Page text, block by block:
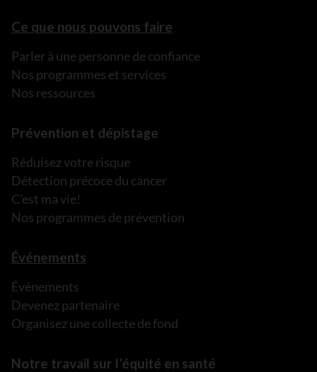
Ce que nous pouvons faire
Parler à une personne de confiance
Nos programmes et services
Nos ressources
Prévention et dépistage
Réduisez votre risque
Détection précoce du cancer
C’est ma vie!
Nos programmes de prévention
Événements
Événements
Devenez partenaire
Organisez une collecte de fond
Notre travail sur l’équité en santé